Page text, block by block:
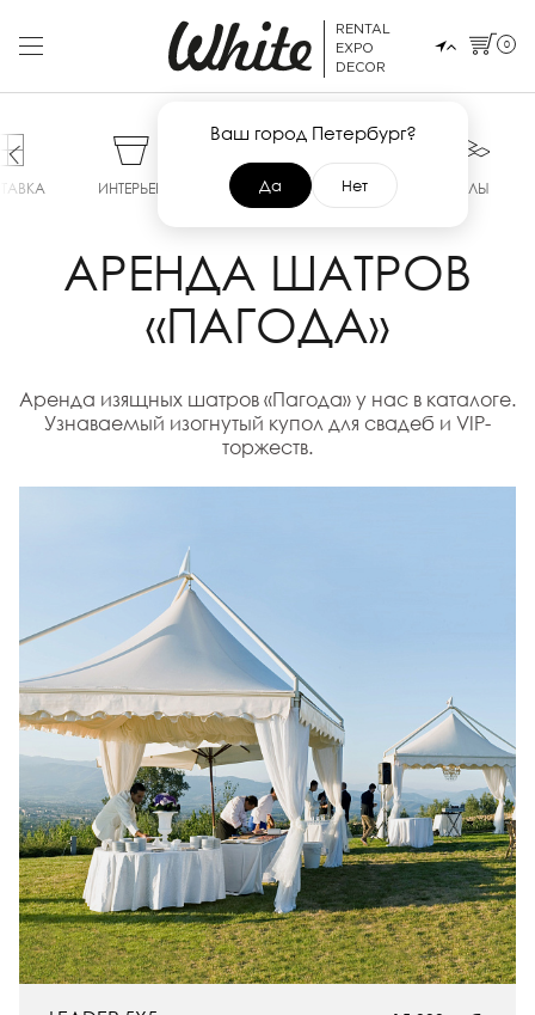
RENTAL
EXPO
DECOR
Ваш город Петербург?
Да Нет
0
ИНТЕРЬЕР СЦЕНЫ ТЕНТЫ ПОЛЫ
АРЕНДА ШАТРОВ
«ПАГОДА»
Аренда изящных шатров «Пагода» у нас в каталоге.
Узнаваемый изогнутый купол для свадеб и VIP-
торжеств.